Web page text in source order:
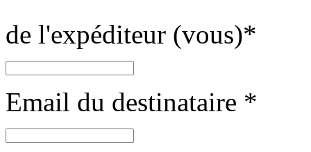
de l'expéditeur (vous)*
Email du destinataire *